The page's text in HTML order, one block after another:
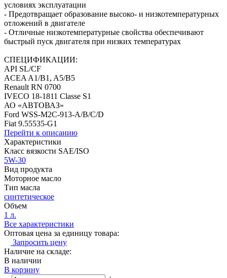
условиях эксплуатации
- Предотвращает образование высоко- и низкотемпературных
отложений в двигателе
- Отличные низкотемпературные свойства обеспечивают
быстрый пуск двигателя при низких температурах
СПЕЦИФИКАЦИИ:
API SL/CF
ACEA A1/B1, A5/B5
Renault RN 0700
IVECO 18-1811 Classe S1
АО «АВТОВАЗ»
Ford WSS-M2C-913-A/B/C/D
Fiat 9.55535-G1
Перейти к описанию
Характеристики
Класс вязкости SAE/ISO
5W-30
Вид продукта
Моторное масло
Тип масла
синтетическое
Объем
1 л.
Все характеристики
Оптовая цена за единицу товара:
Запросить цену
Наличие на складе:
В наличии
В корзину